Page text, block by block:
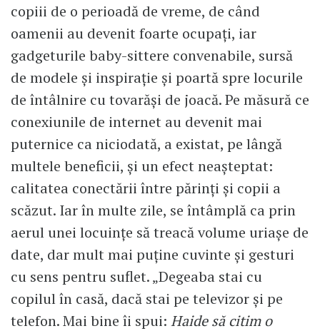
copiii de o perioadă de vreme, de când
oamenii au devenit foarte ocupați, iar
gadgeturile baby-sittere convenabile, sursă
de modele și inspirație și poartă spre locurile
de întâlnire cu tovarăși de joacă. Pe măsură ce
conexiunile de internet au devenit mai
puternice ca niciodată, a existat, pe lângă
multele beneficii, și un efect neașteptat:
calitatea conectării între părinți și copii a
scăzut. Iar în multe zile, se întâmplă ca prin
aerul unei locuințe să treacă volume uriașe de
date, dar mult mai puține cuvinte și gesturi
cu sens pentru suflet. „Degeaba stai cu
copilul în casă, dacă stai pe televizor și pe
telefon. Mai bine îi spui: Haide să citim o